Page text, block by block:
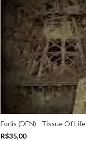
Forlis (DEN) - Tissue Of Life
R$35,00